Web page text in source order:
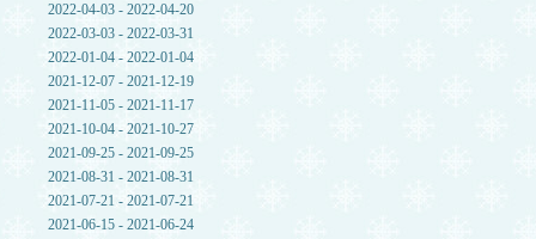
2022-04-03 - 2022-04-20
2022-03-03 - 2022-03-31
2022-01-04 - 2022-01-04
2021-12-07 - 2021-12-19
2021-11-05 - 2021-11-17
2021-10-04 - 2021-10-27
2021-09-25 - 2021-09-25
2021-08-31 - 2021-08-31
2021-07-21 - 2021-07-21
2021-06-15 - 2021-06-24